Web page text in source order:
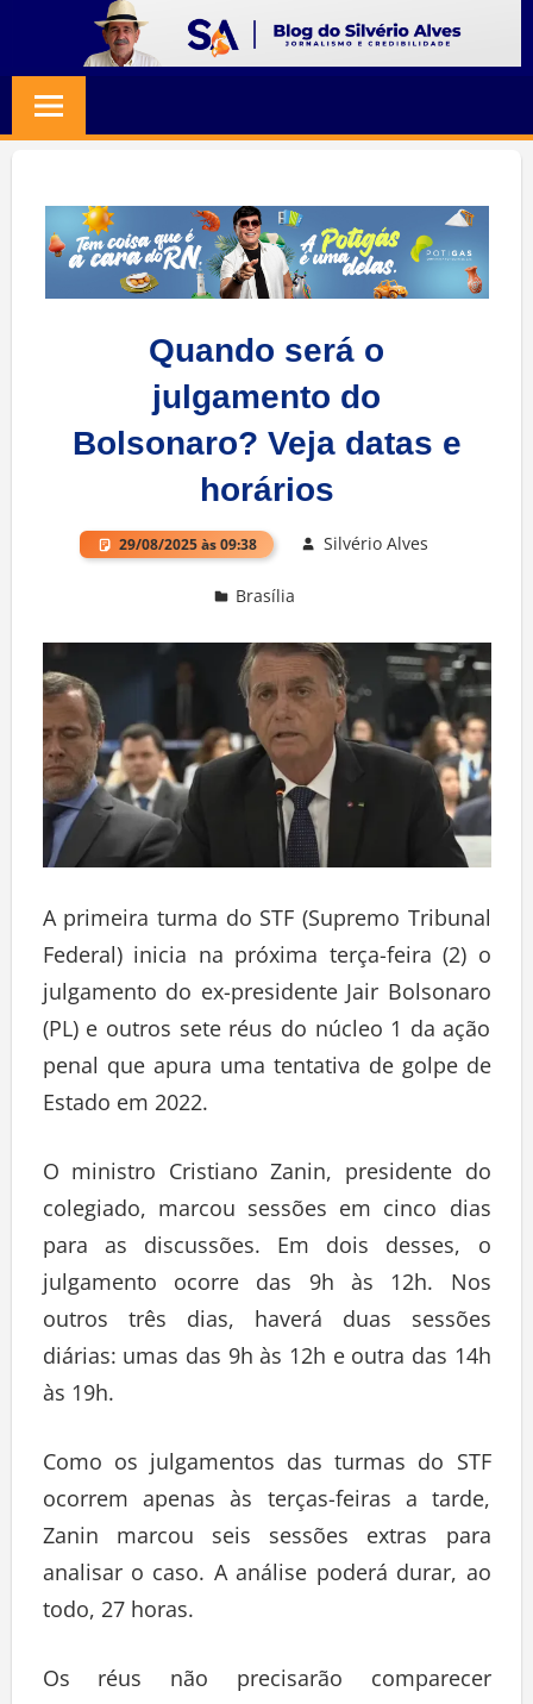
content
SILVERIO
ALVES
Jornalismo
Credibilidade
Quando será o
julgamento do
Bolsonaro? Veja datas e
horários
29/08/2025 às 09:38 Silvério Alves
Brasília
A primeira turma do STF (Supremo Tribunal
Federal) inicia na próxima terça-feira (2) o
julgamento do ex-presidente Jair Bolsonaro
(PL) e outros sete réus do núcleo 1 da ação
penal que apura uma tentativa de golpe de
Estado em 2022.
O ministro Cristiano Zanin, presidente do
colegiado, marcou sessões em cinco dias
para as discussões. Em dois desses, o
julgamento ocorre das 9h às 12h. Nos
outros três dias, haverá duas sessões
diárias: umas das 9h às 12h e outra das 14h
às 19h.
Como os julgamentos das turmas do STF
ocorrem apenas às terças-feiras a tarde,
Zanin marcou seis sessões extras para
analisar o caso. A análise poderá durar, ao
todo, 27 horas.
Os réus não precisarão comparecer